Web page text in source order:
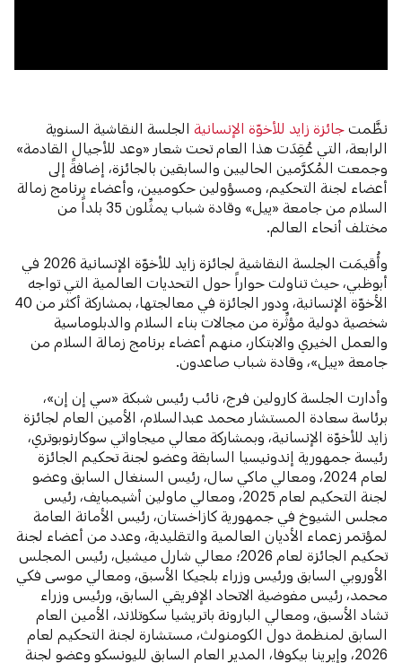
نظَّمتجائزة زايد للأخوّة الإنسانيةالجلسة النقاشية السنوية
الرابعة، التي عُقِدَت هذا العام تحت شعار «وعد للأجيال القادمة»
وجمعت المُكرَّمين الحاليين والسابقين بالجائزة، إضافةً إلى
أعضاء لجنة التحكيم، ومسؤولين حكوميين، وأعضاء برنامج زمالة
السلام من جامعة «ييل» وقادة شباب يمثِّلون 35 بلداً من
مختلف أنحاء العالم.
وأُقيمَت الجلسة النقاشية لجائزة زايد للأخوّة الإنسانية 2026 في
أبوظبي، حيث تناولت حواراً حول التحديات العالمية التي تواجه
الأخوّة الإنسانية، ودور الجائزة في معالجتها، بمشاركة أكثر من 40
شخصية دولية مؤثِّرة من مجالات بناء السلام والدبلوماسية
والعمل الخيري والابتكار، منهم أعضاء برنامج زمالة السلام من
جامعة «ييل»، وقادة شباب صاعدون.
وأدارت الجلسة كارولين فرج، نائب رئيس شبكة «سي إن إن»،
برئاسة سعادة المستشار محمد عبدالسلام، الأمين العام لجائزة
زايد للأخوّة الإنسانية، وبمشاركة معالي ميجاواتي سوكارنوبوتري،
رئيسة جمهورية إندونيسيا السابقة وعضو لجنة تحكيم الجائزة
لعام 2024، ومعالي ماكي سال، رئيس السنغال السابق وعضو
لجنة التحكيم لعام 2025، ومعالي ماولين أشيمبايف، رئيس
مجلس الشيوخ في جمهورية كازاخستان، رئيس الأمانة العامة
لمؤتمر زعماء الأديان العالمية والتقليدية، وعدد من أعضاء لجنة
تحكيم الجائزة لعام 2026؛ معالي شارل ميشيل، رئيس المجلس
الأوروبي السابق ورئيس وزراء بلجيكا الأسبق، ومعالي موسى فكي
محمد، رئيس مفوضية الاتحاد الإفريقي السابق، ورئيس وزراء
تشاد الأسبق، ومعالي البارونة باتريشيا سكوتلاند، الأمين العام
السابق لمنظمة دول الكومنولث، مستشارة لجنة التحكيم لعام
2026، وإيرينا بيكوفا، المدير العام السابق لليونسكو وعضو لجنة